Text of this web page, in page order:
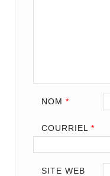
NOM *
COURRIEL *
SITE WEB